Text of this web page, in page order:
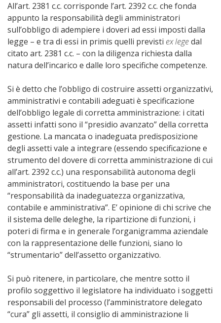
All’art. 2381 c.c. corrisponde l’art. 2392 c.c. che fonda
appunto la responsabilità degli amministratori
sull’obbligo di adempiere i doveri ad essi imposti dalla
legge – e tra di essi in primis quelli previsti ex legedal
citato art. 2381 c.c. – con la diligenza richiesta dalla
natura dell’incarico e dalle loro specifiche competenze.
Si è detto che l’obbligo di costruire assetti organizzativi,
amministrativi e contabili adeguati è specificazione
dell’obbligo legale di corretta amministrazione: i citati
assetti infatti sono il “presidio avanzato” della corretta
gestione. La mancata o inadeguata predisposizione
degli assetti vale a integrare (essendo specificazione e
strumento del dovere di corretta amministrazione di cui
all’art. 2392 c.c.) una responsabilità autonoma degli
amministratori, costituendo la base per una
“responsabilità da inadeguatezza organizzativa,
contabile e amministrativa”. E’ opinione di chi scrive che
il sistema delle deleghe, la ripartizione di funzioni, i
poteri di firma e in generale l’organigramma aziendale
con la rappresentazione delle funzioni, siano lo
“strumentario” dell’assetto organizzativo.
Si può ritenere, in particolare, che mentre sotto il
profilo soggettivo il legislatore ha individuato i soggetti
responsabili del processo (l’amministratore delegato
“cura” gli assetti, il consiglio di amministrazione li